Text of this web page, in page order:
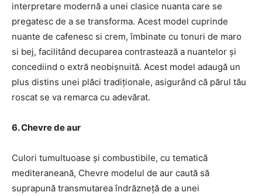
interpretare modernă a unei clasice nuanta care se
pregatesc de a se transforma. Acest model cuprinde
nuante de cafenesc si crem, îmbinate cu tonuri de maro
si bej, facilitând decuparea contrastează a nuantelor și
concediind o extră neobișnuită. Acest model adaugă un
plus distins unei plăci tradiționale, asigurând că părul tău
roscat se va remarca cu adevărat.
6. Chevre de aur
Culori tumultuoase și combustibile, cu tematică
mediteraneană, Chevre modelul de aur caută să
suprapună transmutarea îndrăzneță de a unei